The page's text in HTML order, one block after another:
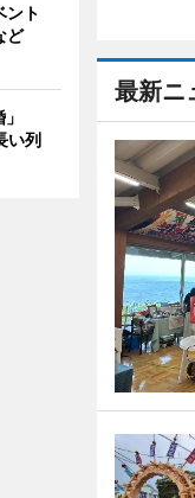
最新ニ
ント
ど
」
い列